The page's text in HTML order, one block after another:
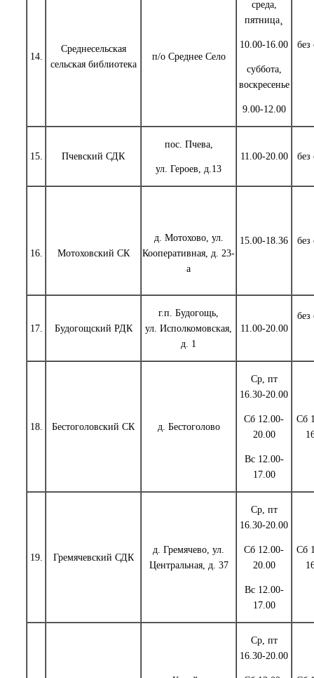
14.
Среднесельская
сельская библиотека
п/о Среднее Село
среда,
пятница¸
10.00-16.00
суббота,
воскресенье
9.00-12.00
без
15. Пчевский СДК
пос. Пчева,
ул. Героев, д.13
11.00-20.00 без
16. Мотоховский СК
д. Мотохово, ул.
Кооперативная, д. 23-
а
15.00-18.36 без
17. Будогощский РДК
г.п. Будогощь,
ул. Исполкомовская,
д. 1
11.00-20.00
без
18. Бестоголовский СК д. Бестоголово
Ср, пт
16.30-20.00
Сб 12.00-
20.00
Вс 12.00-
17.00
Сб
19. Гремячевский СДК
д. Гремячево, ул.
Центральная, д. 37
Ср, пт
16.30-20.00
Сб 12.00-
20.00
Вс 12.00-
17.00
Сб
Ср, пт
16.30-20.00